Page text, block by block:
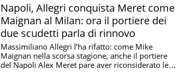
Napoli, Allegri conquista Meret come
Maignan al Milan: ora il portiere dei
due scudetti parla di rinnovo
Massimiliano Allegri l’ha rifatto: come Mike
Maignan nella scorsa stagione, anche il portiere
del Napoli Alex Meret pare aver riconsiderato le